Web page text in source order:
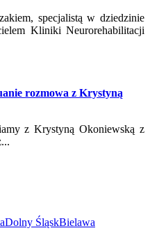
specjalistą w dziedzinie
Kliniki Neurorehabilitacji
rozmowa z Krystyną
z Krystyną Okoniewską z
Dolny ŚląskBielawa